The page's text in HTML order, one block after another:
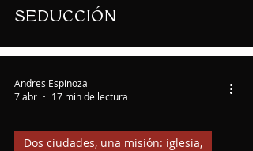
SEDUCCIÓN
Dos ciudades, una misión: iglesia,
Andres Espinoza
7 abr
17 min de lectura